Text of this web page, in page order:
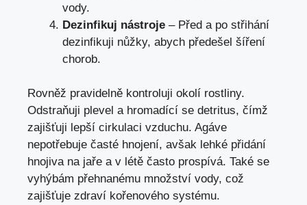
vody.
Dezinfikuj nástroje – Před a po střihání
dezinfikuji nůžky, abych předešel šíření
chorob.
Rovněž pravidelně kontroluji okolí rostliny.
Odstraňuji plevel a hromadící se detritus, čímž
zajišťuji lepší cirkulaci vzduchu. Agáve
nepotřebuje časté hnojení, avšak lehké přidání
hnojiva na jaře a v létě často prospívá. Také se
vyhýbám přehnanému množství vody, což
zajišťuje zdraví kořenového systému.